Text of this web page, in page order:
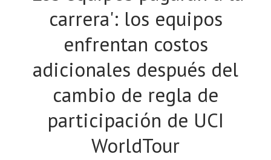
carrera': los equipos
enfrentan costos
adicionales después del
cambio de regla de
participación de UCI
WorldTour